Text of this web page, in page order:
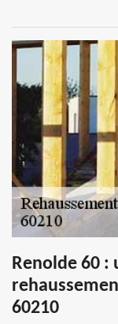
Renolde 60 :
60210